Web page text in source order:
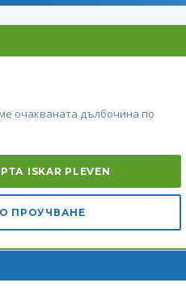
очакваната дълбочина по
ISKAR PLEVEN
ПРОУЧВАНЕ